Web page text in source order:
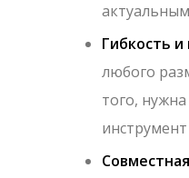
Гибкость
любого
того,